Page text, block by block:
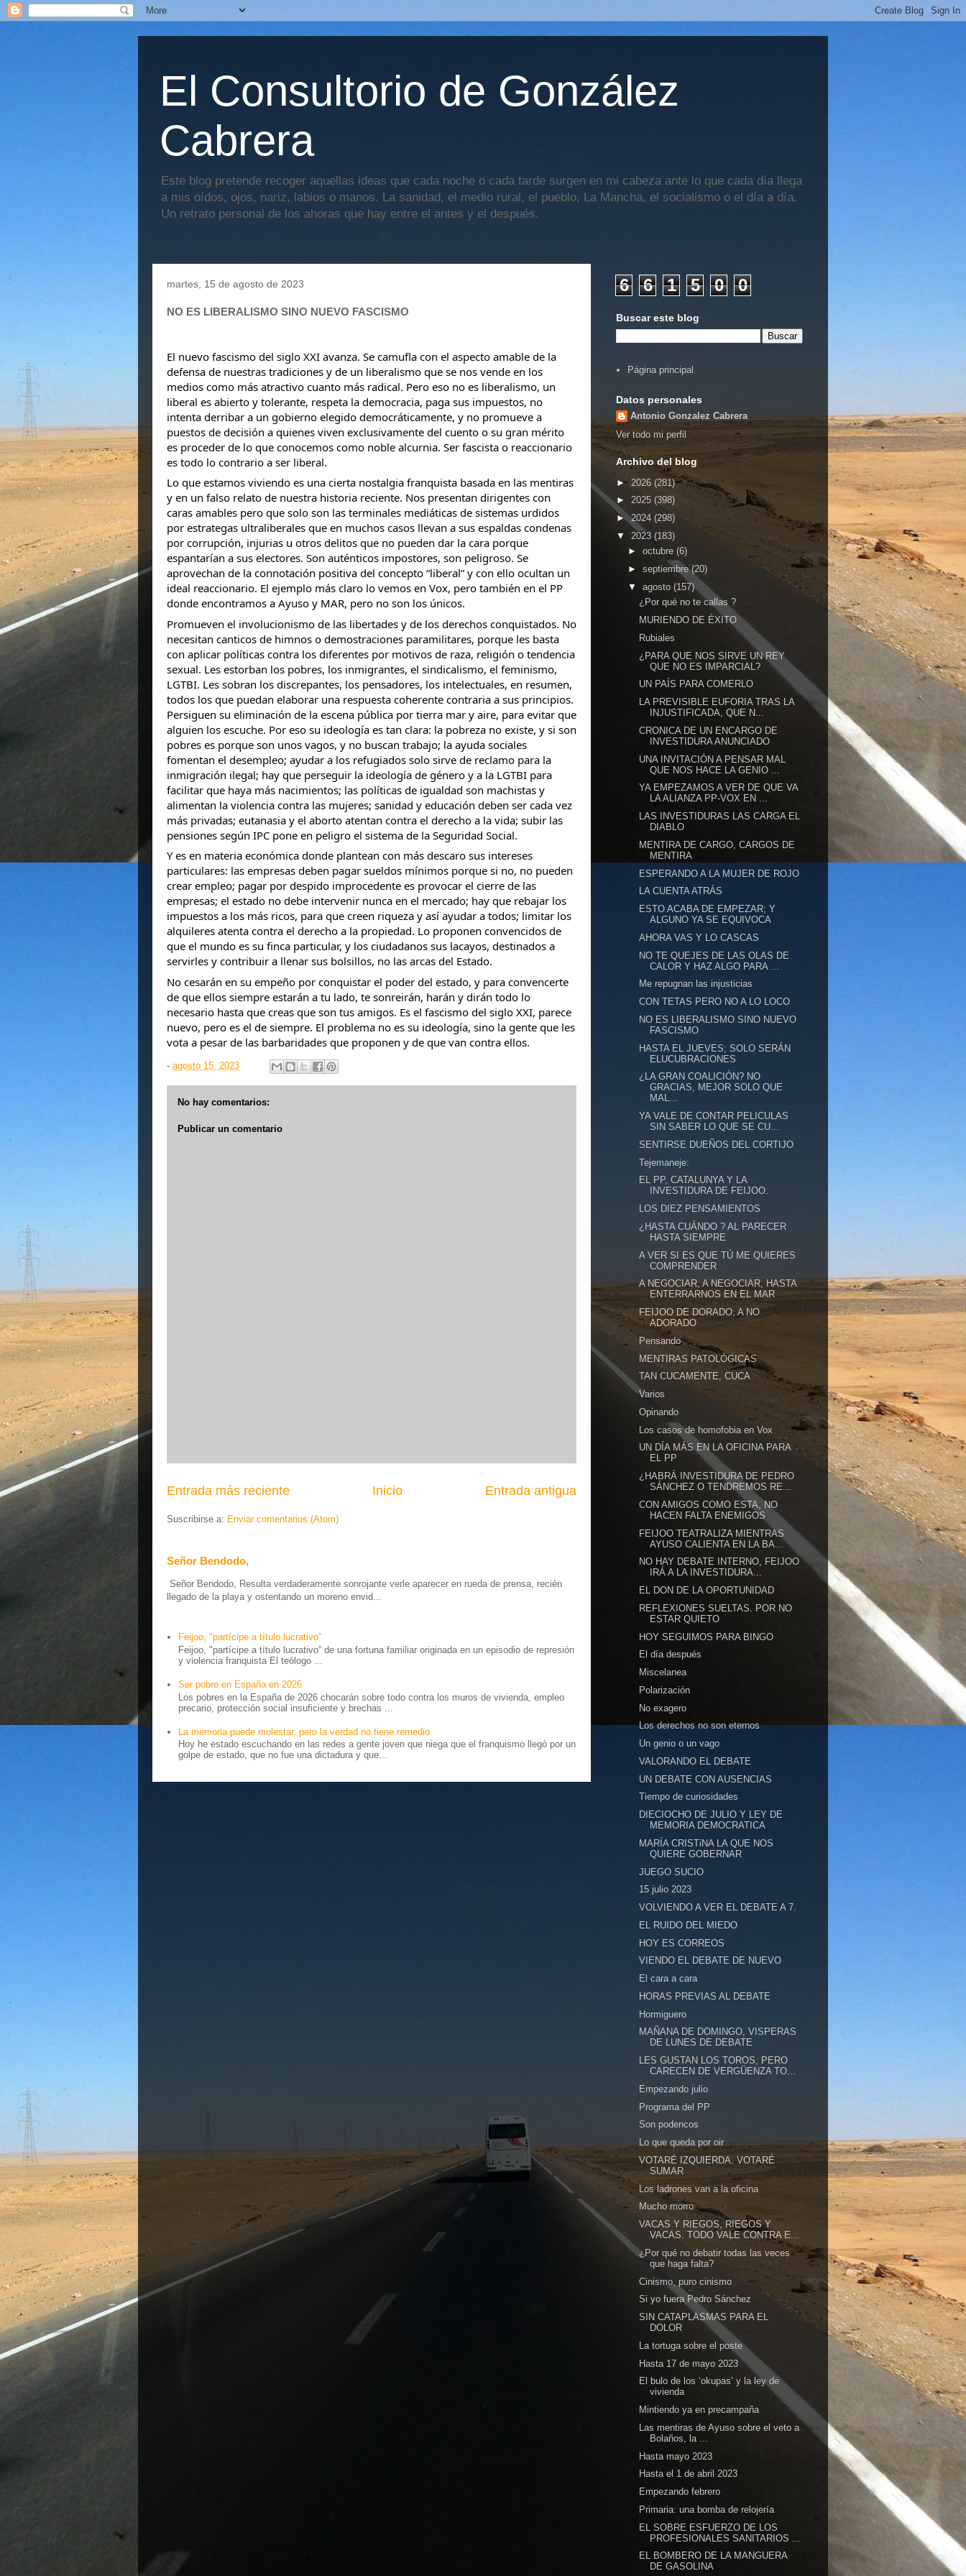
El Consultorio de González
Cabrera
Este blog pretende recoger aquellas ideas que cada noche o cada tarde surgen en mi cabeza ante lo que cada día llega
a mis oídos, ojos, nariz, labios o manos. La sanidad, el medio rural, el pueblo, La Mancha, el socialismo o el día a día.
Un retrato personal de los ahoras que hay entre el antes y el después.
martes, 15 de agosto de 2023
NO ES LIBERALISMO SINO NUEVO FASCISMO
El nuevo fascismo del siglo XXI avanza. Se camufla con el aspecto amable de la
defensa de nuestras tradiciones y de un liberalismo que se nos vende en los
medios como más atractivo cuanto más radical. Pero eso no es liberalismo, un
liberal es abierto y tolerante, respeta la democracia, paga sus impuestos, no
intenta derribar a un gobierno elegido democráticamente, y no promueve a
puestos de decisión a quienes viven exclusivamente del cuento o su gran mérito
es proceder de lo que conocemos como noble alcurnia. Ser fascista o reaccionario
es todo lo contrario a ser liberal.
Lo que estamos viviendo es una cierta nostalgia franquista basada en las mentiras
y en un falso relato de nuestra historia reciente. Nos presentan dirigentes con
caras amables pero que solo son las terminales mediáticas de sistemas urdidos
por estrategas ultraliberales que en muchos casos llevan a sus espaldas condenas
por corrupción, injurias u otros delitos que no pueden dar la cara porque
espantarían a sus electores. Son auténticos impostores, son peligroso. Se
aprovechan de la connotación positiva del concepto “liberal” y con ello ocultan un
ideal reaccionario. El ejemplo más claro lo vemos en Vox, pero también en el PP
donde encontramos a Ayuso y MAR, pero no son los únicos.
Promueven el involucionismo de las libertades y de los derechos conquistados. No
necesitan canticos de himnos o demostraciones paramilitares, porque les basta
con aplicar políticas contra los diferentes por motivos de raza, religión o tendencia
sexual. Les estorban los pobres, los inmigrantes, el sindicalismo, el feminismo,
LGTBI. Les sobran los discrepantes, los pensadores, los intelectuales, en resumen,
todos los que puedan elaborar una respuesta coherente contraria a sus principios.
Persiguen su eliminación de la escena pública por tierra mar y aire, para evitar que
alguien los escuche. Por eso su ideología es tan clara: la pobreza no existe, y si son
pobres es porque son unos vagos, y no buscan trabajo; la ayuda sociales
fomentan el desempleo; ayudar a los refugiados solo sirve de reclamo para la
inmigración ilegal; hay que perseguir la ideología de género y a la LGTBI para
facilitar que haya más nacimientos; las políticas de igualdad son machistas y
alimentan la violencia contra las mujeres; sanidad y educación deben ser cada vez
más privadas; eutanasia y el aborto atentan contra el derecho a la vida; subir las
pensiones según IPC pone en peligro el sistema de la Seguridad Social.
Y es en materia económica donde plantean con más descaro sus intereses
particulares: las empresas deben pagar sueldos mínimos porque si no, no pueden
crear empleo; pagar por despido improcedente es provocar el cierre de las
empresas; el estado no debe intervenir nunca en el mercado; hay que rebajar los
impuestos a los más ricos, para que creen riqueza y así ayudar a todos; limitar los
alquileres atenta contra el derecho a la propiedad. Lo proponen convencidos de
que el mundo es su finca particular, y los ciudadanos sus lacayos, destinados a
servirles y contribuir a llenar sus bolsillos, no las arcas del Estado.
No cesarán en su empeño por conquistar el poder del estado, y para convencerte
de que ellos siempre estarán a tu lado, te sonreirán, harán y dirán todo lo
necesario hasta que creas que son tus amigos. Es el fascismo del siglo XXI, parece
nuevo, pero es el de siempre. El problema no es su ideología, sino la gente que les
vota a pesar de las barbaridades que proponen y de que van contra ellos.
- agosto 15, 2023
No hay comentarios:
Publicar un comentario
Entrada más reciente Entrada antigua
Inicio
Suscribirse a: Enviar comentarios (Atom)
Señor Bendodo,
Señor Bendodo, Resulta verdaderamente sonrojante verle aparecer en rueda de prensa, recién
llegado de la playa y ostentando un moreno envid...
Feijoo, "partícipe a título lucrativo”
Feijoo, "partícipe a título lucrativo” de una fortuna familiar originada en un episodio de represión
y violencia franquista El teólogo ...
Ser pobre en España en 2026
Los pobres en la España de 2026 chocarán sobre todo contra los muros de vivienda, empleo
precario, protección social insuficiente y brechas ...
La memoria puede molestar, pero la verdad no tiene remedio
Hoy he estado escuchando en las redes a gente joven que niega que el franquismo llegó por un
golpe de estado, que no fue una dictadura y que...
6 6 1 5 0 0
Buscar este blog
Página principal
Datos personales
Antonio Gonzalez Cabrera
Ver todo mi perfil
Archivo del blog
► 2026 (281)
► 2025 (398)
►2024 (298)
▼ 2023 (183)
► octubre (6)
► septiembre(20)
▼ agosto (157)
¿Por qué no te callas ?
MURIENDO DE ÉXITO
Rubiales
¿PARA QUE NOS SIRVE UN REY
QUE NO ES IMPARCIAL?
UN PAÍS PARA COMERLO
LA PREVISIBLE EUFORIA TRAS LA
INJUSTIFICADA, QUE N...
CRONICA DE UN ENCARGO DE
INVESTIDURA ANUNCIADO
UNA INVITACIÓN A PENSAR MAL
QUE NOS HACE LA GENIO ...
YA EMPEZAMOS A VER DE QUE VA
LA ALIANZA PP-VOX EN ...
LAS INVESTIDURAS LAS CARGA EL
DIABLO
MENTIRA DE CARGO, CARGOS DE
MENTIRA
ESPERANDO A LA MUJER DE ROJO
LA CUENTA ATRÁS
ESTO ACABA DE EMPEZAR; Y
ALGUNO YA SE EQUIVOCA
AHORA VAS Y LO CASCAS
NO TE QUEJES DE LAS OLAS DE
CALOR Y HAZ ALGO PARA ...
Me repugnan las injusticias
CON TETAS PERO NO A LO LOCO
NO ES LIBERALISMO SINO NUEVO
FASCISMO
HASTA EL JUEVES; SOLO SERÁN
ELUCUBRACIONES
¿LA GRAN COALICIÓN? NO
GRACIAS, MEJOR SOLO QUE
MAL...
YA VALE DE CONTAR PELICULAS
SIN SABER LO QUE SE CU...
SENTIRSE DUEÑOS DEL CORTIJO
Tejemaneje:
EL PP, CATALUNYA Y LA
INVESTIDURA DE FEIJOO.
LOS DIEZ PENSAMIENTOS
¿HASTA CUÁNDO ? AL PARECER
HASTA SIEMPRE
A VER SI ES QUE TÚ ME QUIERES
COMPRENDER
A NEGOCIAR, A NEGOCIAR, HASTA
ENTERRARNOS EN EL MAR
FEIJOO DE DORADO, A NO
ADORADO
Pensando
MENTIRAS PATOLÓGICAS
TAN CUCAMENTE, CUCA
Varios
Opinando
Los casos de homofobia en Vox
UN DÍA MÁS EN LA OFICINA PARA
EL PP
¿HABRÁ INVESTIDURA DE PEDRO
SÁNCHEZ O TENDREMOS RE...
CON AMIGOS COMO ESTA, NO
HACEN FALTA ENEMIGOS
FEIJOO TEATRALIZA MIENTRAS
AYUSO CALIENTA EN LA BA...
NO HAY DEBATE INTERNO, FEIJOO
IRÁ A LA INVESTIDURA...
EL DON DE LA OPORTUNIDAD
REFLEXIONES SUELTAS. POR NO
ESTAR QUIETO
HOY SEGUIMOS PARA BINGO
El día después
Miscelanea
Polarización
No exagero
Los derechos no son eternos
Un genio o un vago
VALORANDO EL DEBATE
UN DEBATE CON AUSENCIAS
Tiempo de curiosidades
DIECIOCHO DE JULIO Y LEY DE
MEMORIA DEMOCRATICA
MARÍA CRISTiNA LA QUE NOS
QUIERE GOBERNAR
JUEGO SUCIO
15 julio 2023
VOLVIENDO A VER EL DEBATE A 7.
EL RUIDO DEL MIEDO
HOY ES CORREOS
VIENDO EL DEBATE DE NUEVO
El cara a cara
HORAS PREVIAS AL DEBATE
Hormiguero
MAÑANA DE DOMINGO, VISPERAS
DE LUNES DE DEBATE
LES GUSTAN LOS TOROS, PERO
CARECEN DE VERGÜENZA TO...
Empezando julio
Programa del PP
Son podencos
Lo que queda por oir
VOTARÉ IZQUIERDA. VOTARÉ
SUMAR
Los ladrones van a la oficina
Mucho morro
VACAS Y RIEGOS, RIEGOS Y
VACAS. TODO VALE CONTRA E...
¿Por qué no debatir todas las veces
que haga falta?
Cinismo, puro cinismo
Si yo fuera Pedro Sánchez
SIN CATAPLASMAS PARA EL
DOLOR
La tortuga sobre el poste
Hasta 17 de mayo 2023
El bulo de los ‘okupas’ y la ley de
vivienda
Mintiendo ya en precampaña
Las mentiras de Ayuso sobre el veto a
Bolaños, la ...
Hasta mayo 2023
Hasta el 1 de abril 2023
Empezando febrero
Primaria: una bomba de relojería
EL SOBRE ESFUERZO DE LOS
PROFESIONALES SANITARIOS ...
EL BOMBERO DE LA MANGUERA
DE GASOLINA